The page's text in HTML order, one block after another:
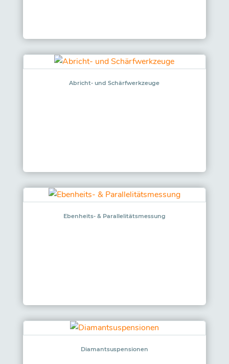
Abricht- und Schärfwerkzeuge
Ebenheits- & Parallelitätsmessung
Diamantsuspensionen